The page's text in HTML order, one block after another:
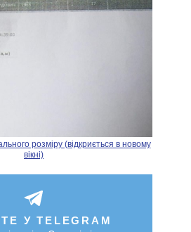
розміру (відкриється в новому
вікні)
У TELEGRAM